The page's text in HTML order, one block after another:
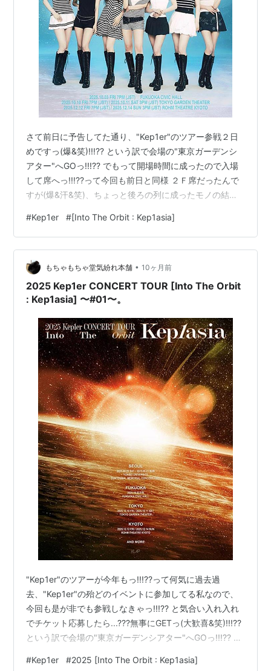
さて前日に予告してた通り、"Kep1er"のツアー参戦２日
めですっ(爆&笑)!!!?? という訳で会場の"東京ガーデンシ
アター"へGOっ!!!?? でもって開場時間に成ったので入場
して席へっ!!!??って今回も前日と同様 ２Ｆ席だったんで
すが(爆&汗&笑)、ちょっと後ろの列に成ったモノの結構
が階段の端っこ席っ(爆&笑)!!!??てか前日に息が切れる程
に暴れちゃったので(汗&笑)今回は淑やかに(笑)参戦しよ
うと思ったのに、こんなん また暴れちゃいそうなんです
が...(爆&汗&笑)???......と思ったら諸事情により(汗&笑)２
Ｆ席な…
#Kep1er #[Into The Orbit : Kep1asia]
もちゃもちゃ堂気紛れ本舗 • 10ヶ月前
2025 Kep1er CONCERT TOUR [Into The Orbit
: Kep1asia] 〜#01〜。
"Kep1er"のツアーが今年もっ!!!??って何気に過去過
去、"Kep1er"の殆どのイベントに参加してる私なので、
今回も是が非でも参戦しなきゃっ!!!?? と気合い入れ入れ
でチケット応募したら...???無事にGETっ(大歓喜&笑)!!!??
という訳で会場の"東京ガーデンシアター"へGOっ!!!?? な
って感じなんですよね、以前も"Kep1er"のファンミで参
#Kep1er #2025 [Into The Orbit : Kep1asia]